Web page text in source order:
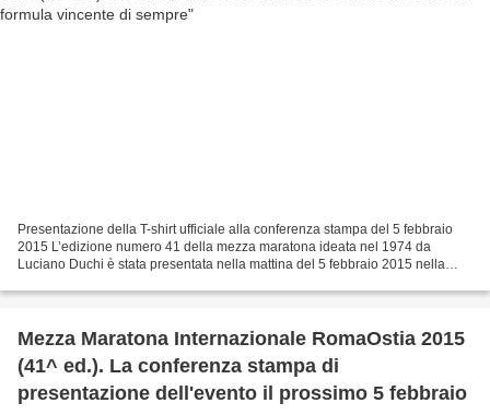
Presentazione della T-shirt ufficiale alla conferenza stampa del 5 febbraio
2015 L’edizione numero 41 della mezza maratona ideata nel 1974 da
Luciano Duchi è stata presentata nella mattina del 5 febbraio 2015 nella
Mezza Maratona Internazionale RomaOstia 2015
(41^ ed.). La conferenza stampa di
presentazione dell'evento il prossimo 5 febbraio